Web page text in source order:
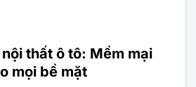
thất ô tô: Mềm mại
mọi bề mặt